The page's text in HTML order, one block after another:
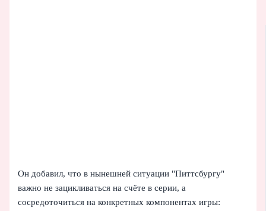
Он добавил, что в нынешней ситуации "Питтсбургу"
важно не зацикливаться на счёте в серии, а
сосредоточиться на конкретных компонентах игры: